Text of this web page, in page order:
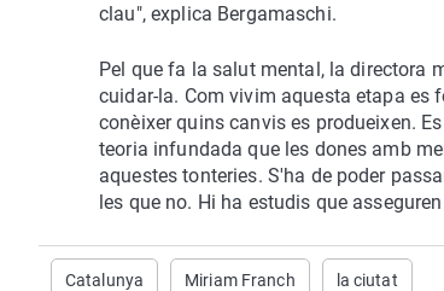
clau", explica Bergamaschi.
Pel que fa la salut mental, la directora
cuidar-la. Com vivim aquesta etapa es
conèixer quins canvis es produeixen.
teoria infundada que les dones amb
aquestes tonteries. S'ha de poder
les que no. Hi ha estudis que
Catalunya Miriam Franch la ciutat